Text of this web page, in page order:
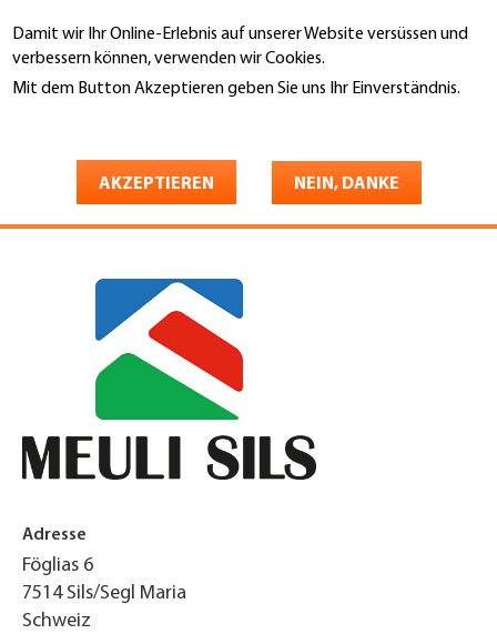
Damit wir Ihr Online-Erlebnis auf unserer Website versüssen und
verbessern können, verwenden wir Cookies.
Mit dem Button Akzeptieren geben Sie uns Ihr Einverständnis.
AKZEPTIEREN NEIN, DANKE
zum
Inhalt
Meuli AG Spenglerei &
Bedachungen
Adresse
Föglias 6
7514 Sils/Segl Maria
Schweiz